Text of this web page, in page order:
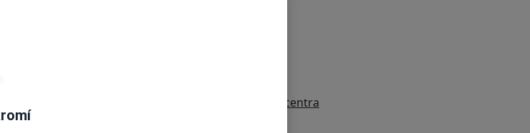
Operace prsou: Doporučení specialisté a centra